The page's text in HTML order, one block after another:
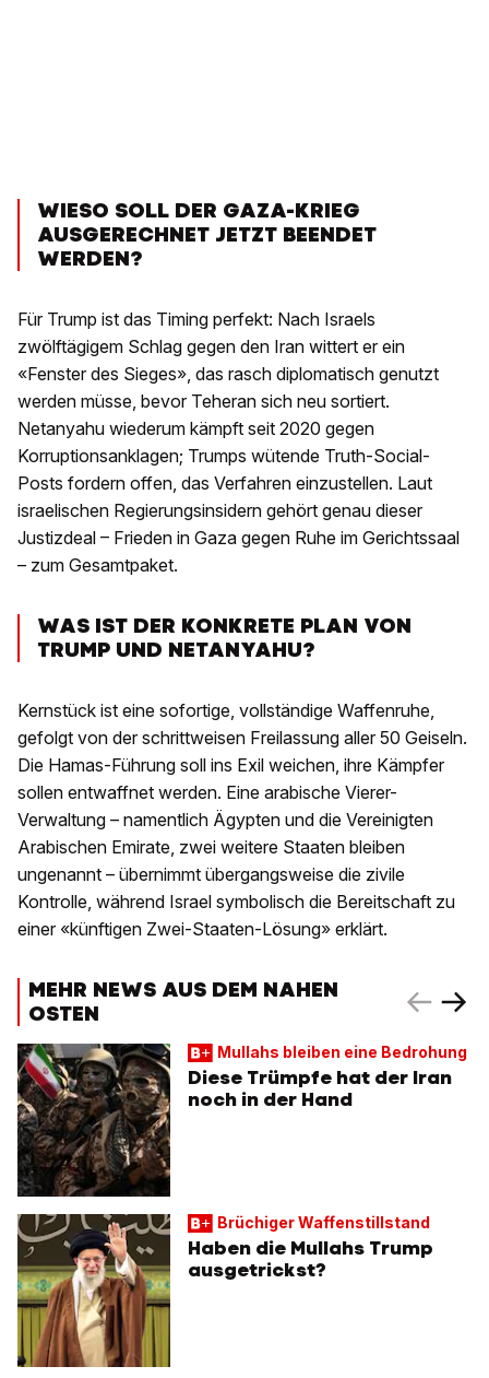
WIESO SOLL DER GAZA-KRIEG
AUSGERECHNET JETZT BEENDET
WERDEN?
Für Trump ist das Timing perfekt: Nach Israels
zwölftägigem Schlag gegen den Iran wittert er ein
«Fenster des Sieges», das rasch diplomatisch genutzt
werden müsse, bevor Teheran sich neu sortiert.
Netanyahu wiederum kämpft seit 2020 gegen
Korruptionsanklagen; Trumps wütende Truth-Social-
Posts fordern offen, das Verfahren einzustellen. Laut
israelischen Regierungsinsidern gehört genau dieser
Justizdeal – Frieden in Gaza gegen Ruhe im Gerichtssaal
– zum Gesamtpaket.
WAS IST DER KONKRETE PLAN VON
TRUMP UND NETANYAHU?
Kernstück ist eine sofortige, vollständige Waffenruhe,
gefolgt von der schrittweisen Freilassung aller 50 Geiseln.
Die Hamas-Führung soll ins Exil weichen, ihre Kämpfer
sollen entwaffnet werden. Eine arabische Vierer-
Verwaltung – namentlich Ägypten und die Vereinigten
Arabischen Emirate, zwei weitere Staaten bleiben
ungenannt – übernimmt übergangsweise die zivile
Kontrolle, während Israel symbolisch die Bereitschaft zu
einer «künftigen Zwei-Staaten-Lösung» erklärt.
MEHR NEWS AUS DEM NAHEN
OSTEN
Mullahs bleiben eine Bedrohung
Diese Trümpfe hat der Iran
noch in der Hand
Brüchiger Waffenstillstand
Haben die Mullahs Trump
ausgetrickst?